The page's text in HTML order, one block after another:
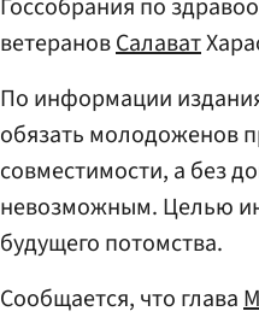
Госсобрания по
ветерановСалават
По информации
обязать молодоженов
совместимости, а без
невозможным. Целью
будущего потомства.
Сообщается, что глава